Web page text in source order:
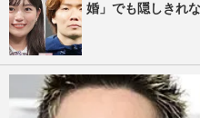
婚」でも隠しきれ